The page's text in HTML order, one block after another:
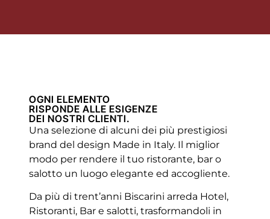
OGNI ELEMENTO
RISPONDE ALLE ESIGENZE
DEI NOSTRI CLIENTI.
Una selezione di alcuni dei più prestigiosi
brand del design Made in Italy. Il miglior
modo per rendere il tuo ristorante, bar o
salotto un luogo elegante ed accogliente.
Da più di trent’anni Biscarini arreda Hotel,
Ristoranti, Bar e salotti, trasformandoli in